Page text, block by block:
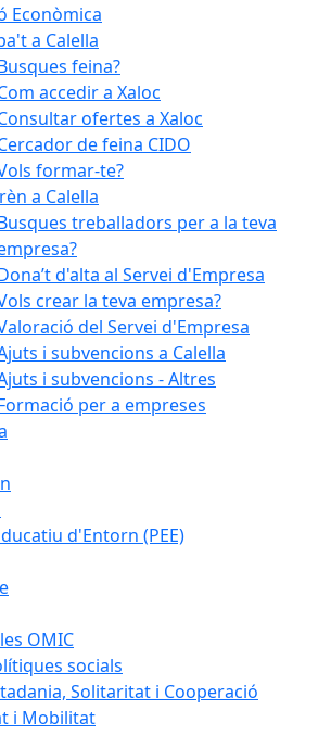
Econòmica
a Calella
feina?
accedir a Xaloc
ofertes a Xaloc
de feina CIDO
formar-te?
a Calella
treballadors per a la teva
d'alta al Servei d'Empresa
crear la teva empresa?
del Servei d'Empresa
i subvencions a Calella
i subvencions - Altres
per a empreses
d'Entorn (PEE)
OMIC
socials
Solitaritat i Cooperació
i Mobilitat